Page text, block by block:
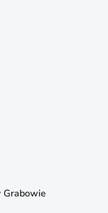
Grabowie